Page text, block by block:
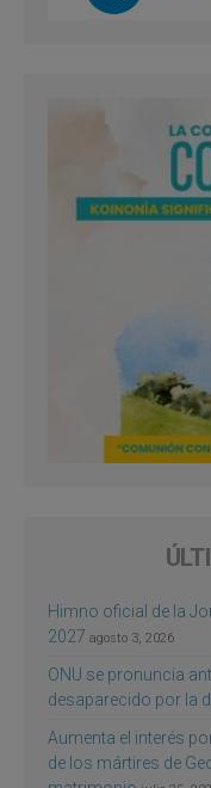
Himno oficial de la
2027 agosto 3, 2026
ONU se pronuncia
desaparecido por la
Aumenta el interés
de los mártires de